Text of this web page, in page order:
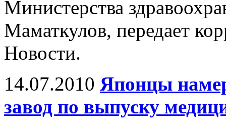
Министерства
Маматкулов, передает
Новости.
14.07.2010 Японцы
завод по выпуску